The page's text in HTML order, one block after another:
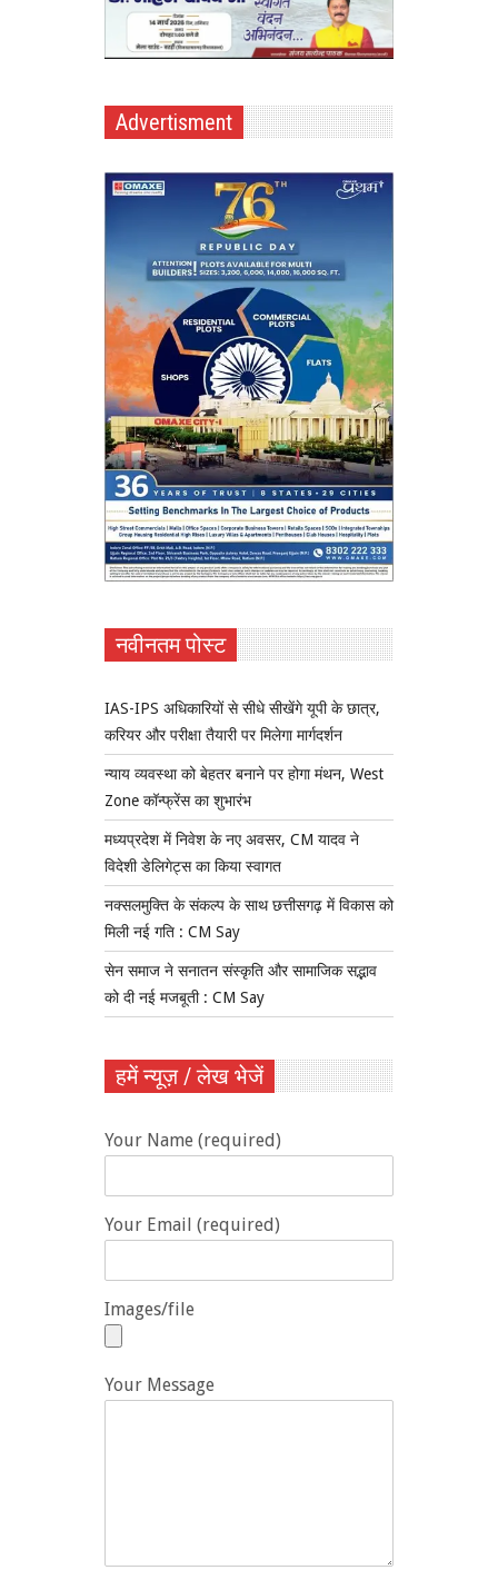
Advertisment
नवीनतम पोस्ट
IAS-IPS अधिकारियों से सीधे सीखेंगे यूपी के छात्र,
करियर और परीक्षा तैयारी पर मिलेगा मार्गदर्शन
न्याय व्यवस्था को बेहतर बनाने पर होगा मंथन, West
Zone कॉन्फ्रेंस का शुभारंभ
मध्यप्रदेश में निवेश के नए अवसर, CM यादव ने
विदेशी डेलिगेट्स का किया स्वागत
नक्सलमुक्ति के संकल्प के साथ छत्तीसगढ़ में विकास को
मिली नई गति : CM Say
सेन समाज ने सनातन संस्कृति और सामाजिक सद्भाव
को दी नई मजबूती : CM Say
हमें न्यूज़ / लेख भेजें
Your Name (required)
Your Email (required)
Images/file
Your Message